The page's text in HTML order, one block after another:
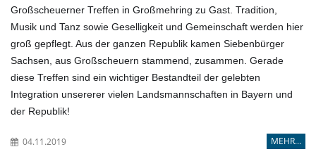
Großscheuerner Treffen in Großmehring zu Gast. Tradition,
Musik und Tanz sowie Geselligkeit und Gemeinschaft werden hier
groß gepflegt. Aus der ganzen Republik kamen Siebenbürger
Sachsen, aus Großscheuern stammend, zusammen. Gerade
diese Treffen sind ein wichtiger Bestandteil der gelebten
Integration unsererer vielen Landsmannschaften in Bayern und
der Republik!
04.11.2019 MEHR...